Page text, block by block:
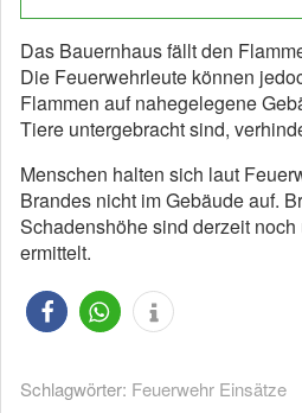
Das Bauernhaus fällt den
Die Feuerwehrleute können
Flammen auf nahegelegene
Tiere untergebracht sind,
Menschen halten sich laut
Brandes nicht im Gebäude auf.
Schadenshöhe sind derzeit
ermittelt.
Schlagwörter: Feuerwehr Einsätze